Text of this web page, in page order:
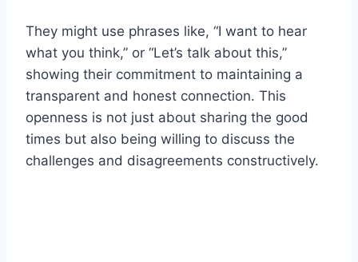
They might use phrases like, “I want to hear
what you think,” or “Let’s talk about this,”
showing their commitment to maintaining a
transparent and honest connection. This
openness is not just about sharing the good
times but also being willing to discuss the
challenges and disagreements constructively.